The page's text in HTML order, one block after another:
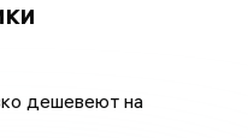
дешевеют на